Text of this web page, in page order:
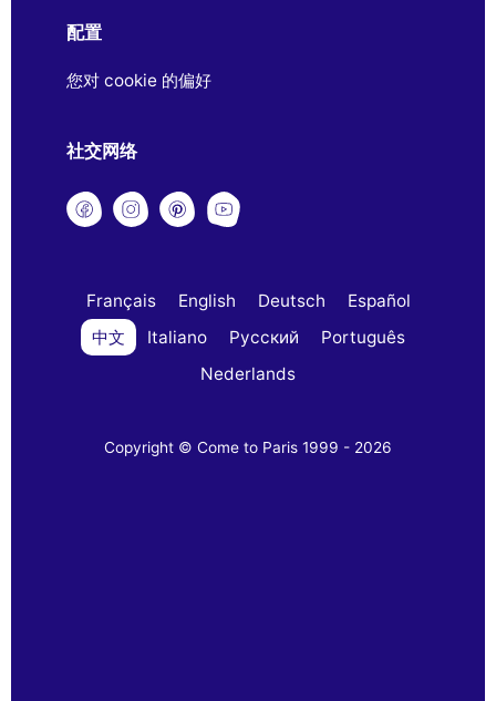
配置
您对 cookie 的偏好
社交网络
Français English Deutsch
Español
中文
Italiano Русский
Português
Nederlands
Copyright © Come to Paris 1999 - 2026